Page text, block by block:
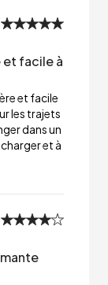
facile à
et facile
les trajets
dans un
et à